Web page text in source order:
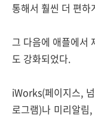
통해서 훨씬 더 편
그 다음에 애플에서
도 강화되었다.
iWorks(페이지스,
로그램)나 미리알림